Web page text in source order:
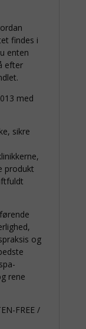
findes i
enten
efter
med
sikre
produkt
og
rene
FREE /